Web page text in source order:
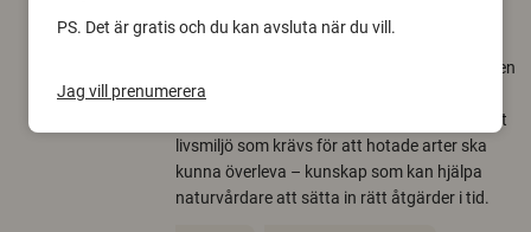
22 juni 2026
Över tusen arter behöver ekar i sin närhet, men
gamla eklandskap och naturbetesmarker blir
allt färre. Nu har forskare kartlagt hur mycket
livsmiljö som krävs för att hotade arter ska
kunna överleva – kunskap som kan hjälpa
naturvårdare att sätta in rätt åtgärder i tid.
PS. Det är gratis och du kan avsluta när du vill.
Jag vill prenumerera